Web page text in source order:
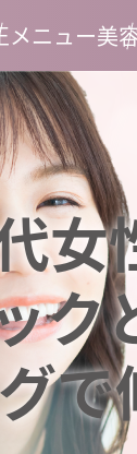
メニュー美
女
ク